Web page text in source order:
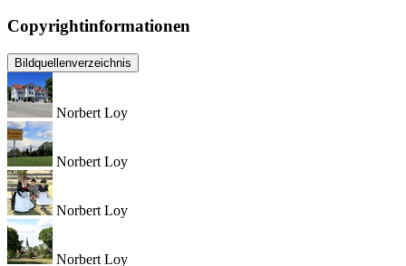
Copyrightinformationen
Bildquellenverzeichnis
Norbert Loy
Norbert Loy
Norbert Loy
Norbert Loy